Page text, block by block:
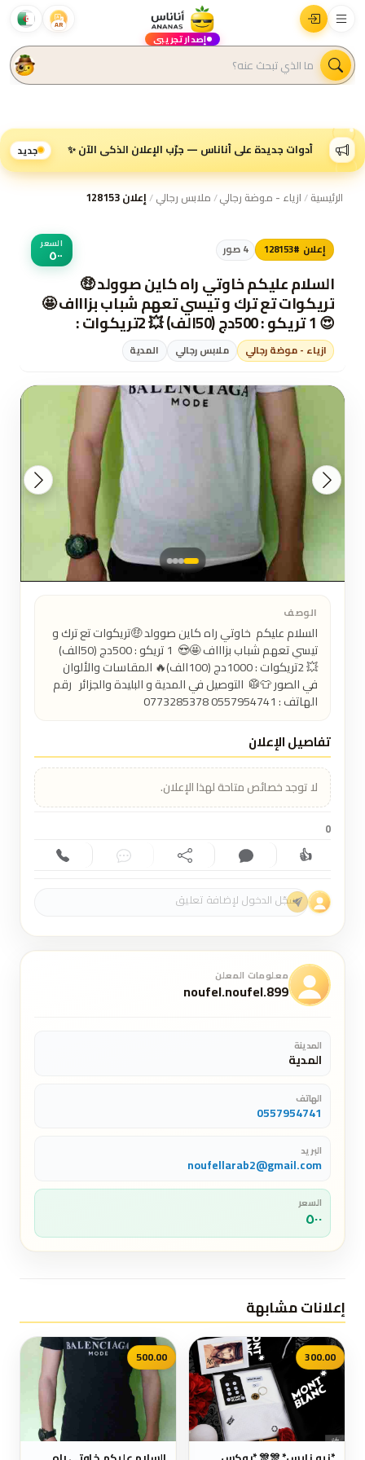
AR
إصدار تجريبي
أدوات جديدة على أناناس — جرّب الإعلان الذكي الآن ✨ جديد
الرئيسية/ازياء - موضة رجالي/ملابس رجالي/إعلان 128153
إعلان #128153 4صور السعر
٥٠٠
السلام عليكم خاوتي راه كاين صوولد 🤑
تريكوات تع ترك و تيسي تعهم شباب بزاااف 🤩
😍 1 تريكو : 500دج (50الف) 💥 2تريكوات :
1000دج (100الف)🔥 المقاسات والألوان في
الصور 👕🥼 التوصيل في المدية و البليدة و...
ازياء - موضة رجالي ملابس رجالي المدية
الوصف
السلام عليكم  خاوتي راه كاين صوولد 🤑تريكوات تع ترك و
تيسي تعهم شباب بزاااف 🤩😍  1 تريكو : 500دج (50الف)
💥 2تريكوات : 1000دج (100الف)🔥 المقاسات والألوان
الهاتف : 0557954741 0773285378
تفاصيل الإعلان
لا توجد خصائص متاحة لهذا الإعلان.
0
👍إعجاب (0) تعليق (0) مشاركة دردشة اتصال
معلومات المعلن
noufel.noufel.899
المدينة
المدية
الهاتف
0557954741
البريد
noufellarab2@gmail.com
السعر
٥٠٠
إعلانات مشابهة
300.00
500.00